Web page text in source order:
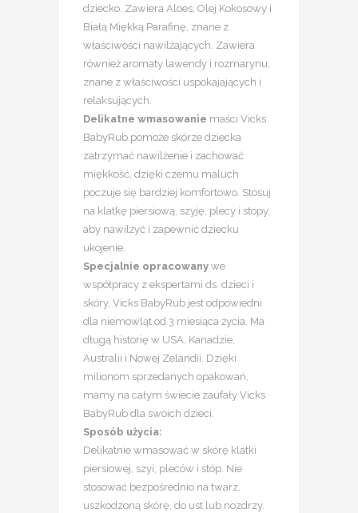
dziecko. Zawiera Aloes, Olej Kokosowy i
Białą Miękką Parafinę, znane z
właściwości nawilżających. Zawiera
również aromaty lawendy i rozmarynu,
znane z właściwości uspokajających i
relaksujących.
Delikatne wmasowanie maści Vicks
BabyRub pomoże skórze dziecka
zatrzymać nawilżenie i zachować
miękkość, dzięki czemu maluch
poczuje się bardziej komfortowo. Stosuj
na klatkę piersiową, szyję, plecy i stopy,
aby nawilżyć i zapewnić dziecku
ukojenie.
Specjalnie opracowany we
współpracy z ekspertami ds. dzieci i
skóry, Vicks BabyRub jest odpowiedni
dla niemowląt od 3 miesiąca życia. Ma
długą historię w USA, Kanadzie,
Australii i Nowej Zelandii. Dzięki
milionom sprzedanych opakowań,
mamy na całym świecie zaufały Vicks
BabyRub dla swoich dzieci.
Sposób użycia:
Delikatnie wmasować w skórę klatki
piersiowej, szyi, pleców i stóp. Nie
stosować bezpośrednio na twarz,
uszkodzoną skórę, do ust lub nozdrzy.